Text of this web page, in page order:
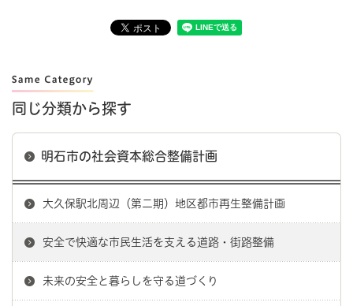
同じ分類から探す
明石市の社会資本総合整備計画
大久保駅北周辺（第二期）地区都市再生整備計画
安全で快適な市民生活を支える道路・街路整備
未来の安全と暮らしを守る道づくり